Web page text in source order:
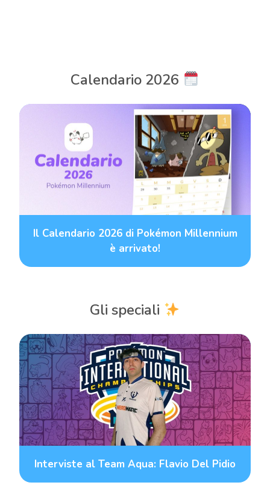
Calendario 2026
Il Calendario 2026 di Pokémon Millennium
è arrivato!
Gli speciali
Interviste al Team Aqua: Flavio Del Pidio